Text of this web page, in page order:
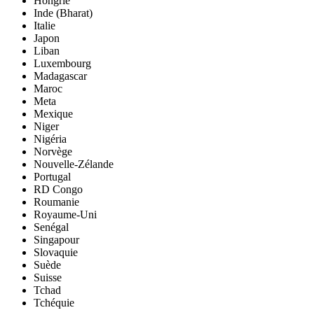
Inde (Bharat)
Italie
Japon
Liban
Luxembourg
Madagascar
Maroc
Meta
Mexique
Niger
Nigéria
Norvège
Nouvelle-Zélande
Portugal
RD Congo
Roumanie
Royaume-Uni
Senégal
Singapour
Slovaquie
Suède
Suisse
Tchad
Tchéquie